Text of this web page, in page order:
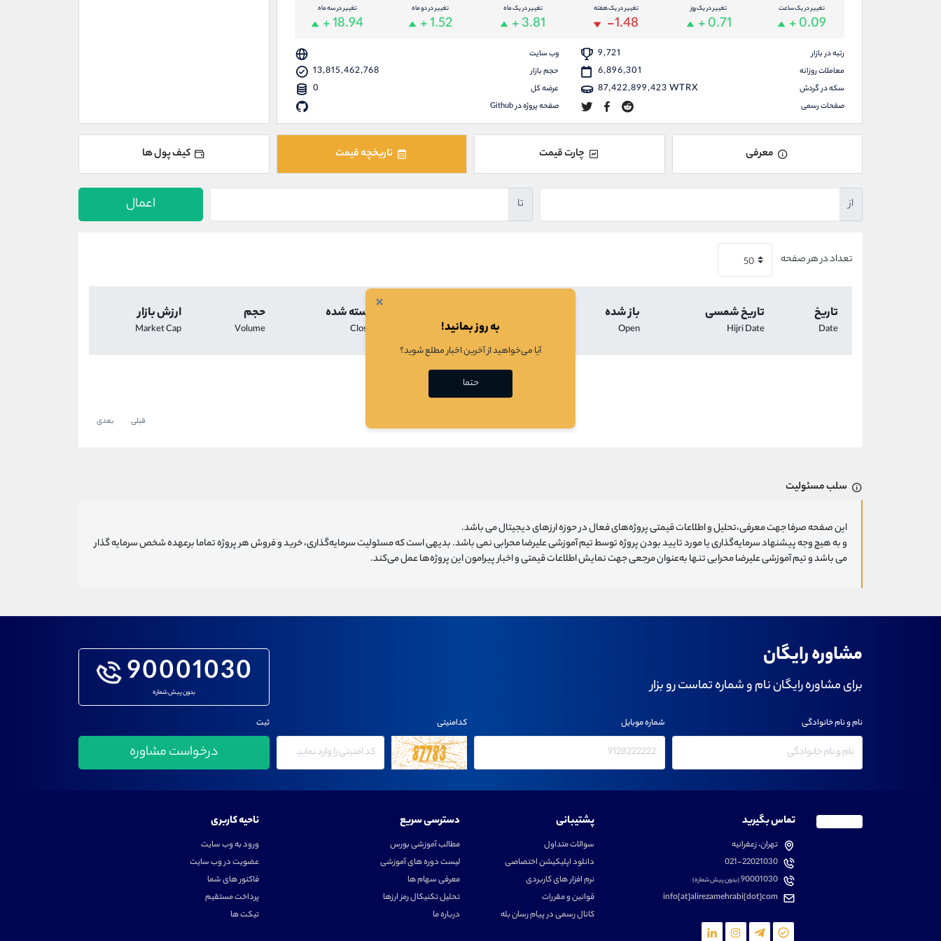
تغییر در یک ساعت
+ 0.09
تغییر در یک روز
+ 0.71
تغییر در یک هفته
-1.48
تغییر در یک ماه
+ 3.81
تغییر در دو ماه
+ 1.52
تغییر در سه ماه
+ 18.94
رتبه در بازار 9,721
وب سایت
معاملات روزانه
6,896,301 حجم بازار 13,815,462,768
سکه در گردش 87,422,899,423WTRX عرضه کل 0
صفحات رسمی صفحه پروژه در Github
معرفی چارت قیمت تاریخچه قیمت کیف پول ها
از تا اعمال
تعداد در هر صفحه
تاریخ
Date
تاریخ شمسی
Hijri Date
باز شده
Open
Low
بسته شده
Close
حجم
Volume
ارزش بازار
Market Cap
در حال بارگذازی
قبلی بعدی
سلب مسئولیت
این صفحه صرفا جهت معرفی،تحلیل و اطلاعات قیمتی پروژه‌های فعال در حوزه ارزهای دیجیتال می باشد.
و به هیچ وجه پیشنهاد سرمایه‌گذاری یا مورد تایید بودن پروژه توسط تیم آموزشی علیرضا محرابی نمی باشد. بدیهی است که مسئولیت سرمایه‌گذاری، خرید و فروش هر پروژه تماما برعهده شخص سرمایه گذار
می باشد و تیم آموزشی علیرضا محرابی تنها به‌عنوان مرجعی جهت نمایش اطلاعات قیمتی و اخبار پیرامون این پروژه‌‌ها عمل می‌کند.
مشاوره رایگان
برای مشاوره رایگان نام و شماره تماست رو بزار 90001030
بدون پیش شماره
نام و نام خانوادگی شماره موبایل کدامنیتی ثبت
تماس بگیرید
تهران، زعفرانیه
021-22021030
90001030(بدون پیش شماره)
info[at]alirezamehrabi[dot]com
پشتیبانی
سوالات متداول
دانلود اپلیکیشن اختصاصی
نرم افزار های کاربردی
قوانین و مقررات
کانال رسمی در پیام رسان بله
دسترسی سریع
مطالب آموزشی بورس
لیست دوره های آموزشی
معرفی سهام ها
تحلیل تکنیکال رمز ارزها
درباره ما
ناحیه کاربری
ورود به وب سایت
عضویت در وب سایت
فاکتور های شما
پرداخت مستقیم
تیکت ها
×
به روز بمانید!
آیا می‌خواهید از آخرین اخبار مطلع شوید؟
حتما